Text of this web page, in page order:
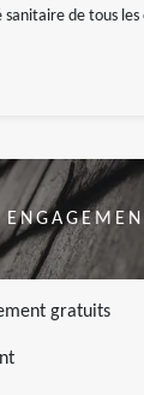
de tous les
gratuits